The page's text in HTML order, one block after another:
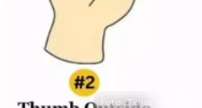
Foto : Times of India